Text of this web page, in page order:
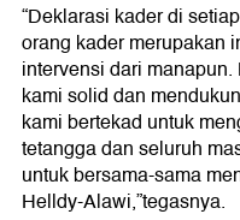
“Deklarasi kader di
orang kader merupakan
intervensi dari
kami solid dan
kami bertekad untuk
tetangga dan seluruh
untuk bersama-sama
Helldy-Alawi,”tegasnya.